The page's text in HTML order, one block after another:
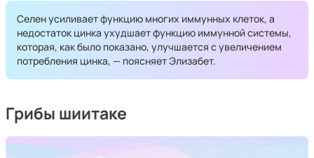
Селен усиливает функцию многих иммунных клеток, а
недостаток цинка ухудшает функцию иммунной системы,
которая, как было показано, улучшается с увеличением
потребления цинка, — поясняет Элизабет.
Грибы шиитаке